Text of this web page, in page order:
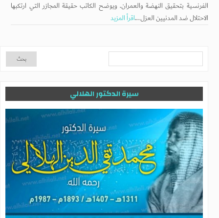
الفرنسية بتحقيق النهضة والعمران. ويوضح الكاتب حقيقة المجازر التي ارتكبها
الاحتلال ضد المدنيين العزل...اقرأ المزيد
سيرة الدكتور الهلالي